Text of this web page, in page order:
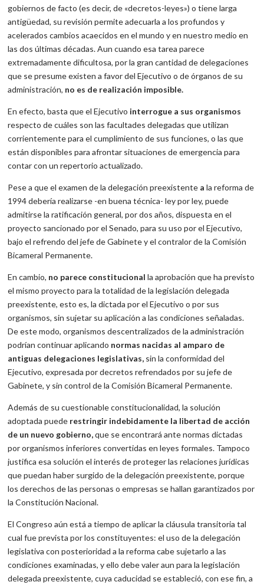
gobiernos de facto (es decir, de «decretos-leyes») o tiene larga
antigüedad, su revisión permite adecuarla a los profundos y
acelerados cambios acaecidos en el mundo y en nuestro medio en
las dos últimas décadas. Aun cuando esa tarea parece
extremadamente dificultosa, por la gran cantidad de delegaciones
que se presume existen a favor del Ejecutivo o de órganos de su
administración, no es de realización imposible.
En efecto, basta que el Ejecutivo interrogue a sus organismos
respecto de cuáles son las facultades delegadas que utilizan
corrientemente para el cumplimiento de sus funciones, o las que
están disponibles para afrontar situaciones de emergencia para
contar con un repertorio actualizado.
Pese a que el examen de la delegación preexistente ala reforma de
1994 debería realizarse -en buena técnica- ley por ley, puede
admitirse la ratificación general, por dos años, dispuesta en el
proyecto sancionado por el Senado, para su uso por el Ejecutivo,
bajo el refrendo del jefe de Gabinete y el contralor de la Comisión
Bicameral Permanente.
En cambio, no parece constitucionalla aprobación que ha previsto
el mismo proyecto para la totalidad de la legislación delegada
preexistente, esto es, la dictada por el Ejecutivo o por sus
organismos, sin sujetar su aplicación a las condiciones señaladas.
De este modo, organismos descentralizados de la administración
podrían continuar aplicando normas nacidas al amparo de
antiguas delegaciones legislativas, sin la conformidad del
Ejecutivo, expresada por decretos refrendados por su jefe de
Gabinete, y sin control de la Comisión Bicameral Permanente.
Además de su cuestionable constitucionalidad, la solución
adoptada puede restringir indebidamente la libertad de acción
de un nuevo gobierno,que se encontrará ante normas dictadas
por organismos inferiores convertidas en leyes formales. Tampoco
justifica esa solución el interés de proteger las relaciones jurídicas
que puedan haber surgido de la delegación preexistente, porque
los derechos de las personas o empresas se hallan garantizados por
la Constitución Nacional.
El Congreso aún está a tiempo de aplicar la cláusula transitoria tal
cual fue prevista por los constituyentes: el uso de la delegación
legislativa con posterioridad a la reforma cabe sujetarlo a las
condiciones examinadas, y ello debe valer aun para la legislación
delegada preexistente, cuya caducidad se estableció, con ese fin, a